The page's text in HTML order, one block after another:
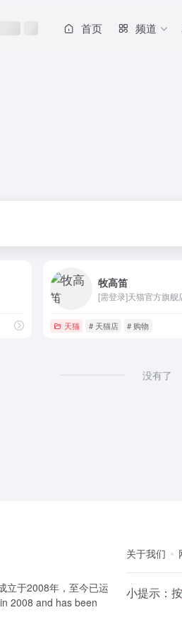
首页 频道
牧高笛
[需登录]天猫官方旗舰
天猫 # 天猫店 # 购物
没有了
立于2008年，至今已运
2008 and has been
关于我们
小提示：